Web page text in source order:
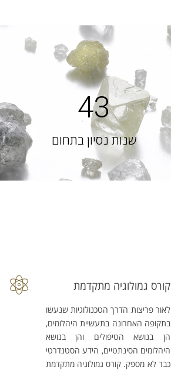
43
שנות נסיון בתחום
קורס גמולוגיה מתקדמת
לאור פריצות הדרך הטכנולוגיות שנעשו
בתקופה האחרונה בתעשיית היהלומים,
הן בנושא הטיפולים והן בנושא
היהלומים הסינתטיים, הידע הסטנדרטי
כבר לא מספק. קורס גמולוגיה מתקדמת